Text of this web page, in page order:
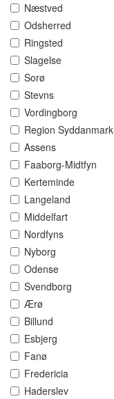
Næstved
Odsherred
Ringsted
Slagelse
Sorø
Stevns
Vordingborg
Region Syddanmark
Assens
Faaborg-Midtfyn
Kerteminde
Langeland
Middelfart
Nordfyns
Nyborg
Odense
Svendborg
Ærø
Billund
Esbjerg
Fanø
Fredericia
Haderslev